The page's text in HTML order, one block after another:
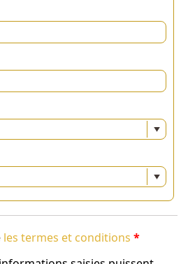
les termes et conditions *